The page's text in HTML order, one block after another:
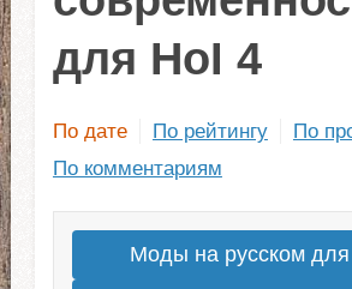
для HoI 4
По дате По рейтингу
По
По комментариям
Моды на русском